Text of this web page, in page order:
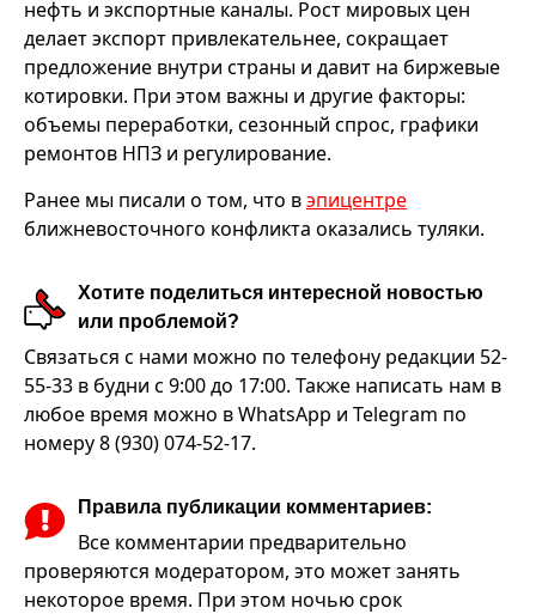
нефть и экспортные каналы. Рост мировых цен
делает экспорт привлекательнее, сокращает
предложение внутри страны и давит на биржевые
котировки. При этом важны и другие факторы:
объемы переработки, сезонный спрос, графики
ремонтов НПЗ и регулирование.
Ранее мы писали о том, что вэпицентре
ближневосточного конфликта оказались туляки.
Хотите поделиться интересной новостью
или проблемой?
Связаться с нами можно по телефону редакции 52-
55-33 в будни с 9:00 до 17:00. Также написать нам в
любое время можно в WhatsApp и Telegram по
номеру 8 (930) 074-52-17.
Правила публикации комментариев:
Все комментарии предварительно
проверяются модератором, это может занять
некоторое время. При этом ночью срок